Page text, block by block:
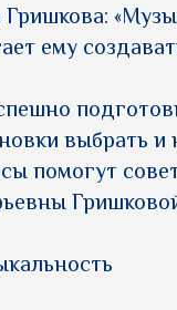
ему
выбрать и
помогут